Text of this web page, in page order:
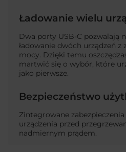
Ładowanie wielu
Dwa porty USB-C pozwalają
ładowanie dwóch urządzeń z
mocy. Dzięki temu
martwić się o wybór, które
jako pierwsze.
Bezpieczeństwo
Zintegrowane
urządzenia przed
nadmiernym prądem.